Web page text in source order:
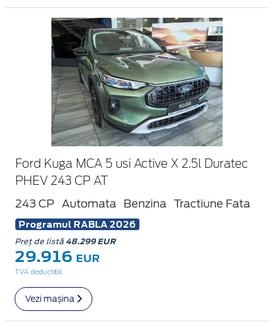
Ford Kuga MCA 5 usi Active X 2.5l Duratec
PHEV 243 CP AT
243 CP Automata Benzina
Tractiune Fata
Programul RABLA 2026
Preț de listă48.299 EUR
29.916 EUR
TVA deductibil
Vezi mașina